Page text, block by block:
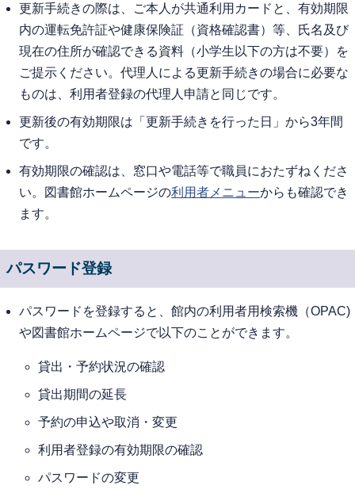
更新手続きの際は、ご本人が共通利用カードと、有効期限
内の運転免許証や健康保険証（資格確認書）等、氏名及び
現在の住所が確認できる資料（小学生以下の方は不要）を
ご提示ください。代理人による更新手続きの場合に必要な
ものは、利用者登録の代理人申請と同じです。
更新後の有効期限は「更新手続きを行った日」から3年間
です。
有効期限の確認は、窓口や電話等で職員におたずねくださ
い。図書館ホームページの利用者メニューからも確認でき
ます。
パスワード登録
パスワードを登録すると、館内の利用者用検索機（OPAC)
や図書館ホームページで以下のことができます。
貸出・予約状況の確認
貸出期間の延長
予約の申込や取消・変更
利用者登録の有効期限の確認
パスワードの変更